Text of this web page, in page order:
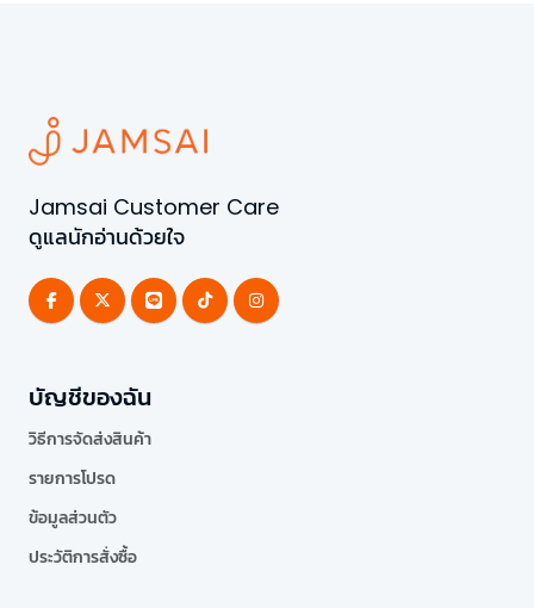
Jamsai Customer Care
ดูแลนักอ่านด้วยใจ
บัญชีของฉัน
วิธีการจัดส่งสินค้า
รายการโปรด
ข้อมูลส่วนตัว
ประวัติการสั่งซื้อ